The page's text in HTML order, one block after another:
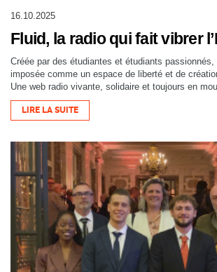
16.10.2025
Fluid, la radio qui fait vibrer
Créée par des étudiantes et étudiants passionnés,
imposée comme un espace de liberté et de
Une web radio vivante, solidaire et toujours en
LIRE LA SUITE